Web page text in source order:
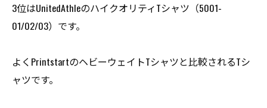
3位はUnitedAthleのハイクオリティTシャツ（5001-
01/02/03）です。
よくPrintstartのヘビーウェイトTシャツと比較されるTシ
ャツです。